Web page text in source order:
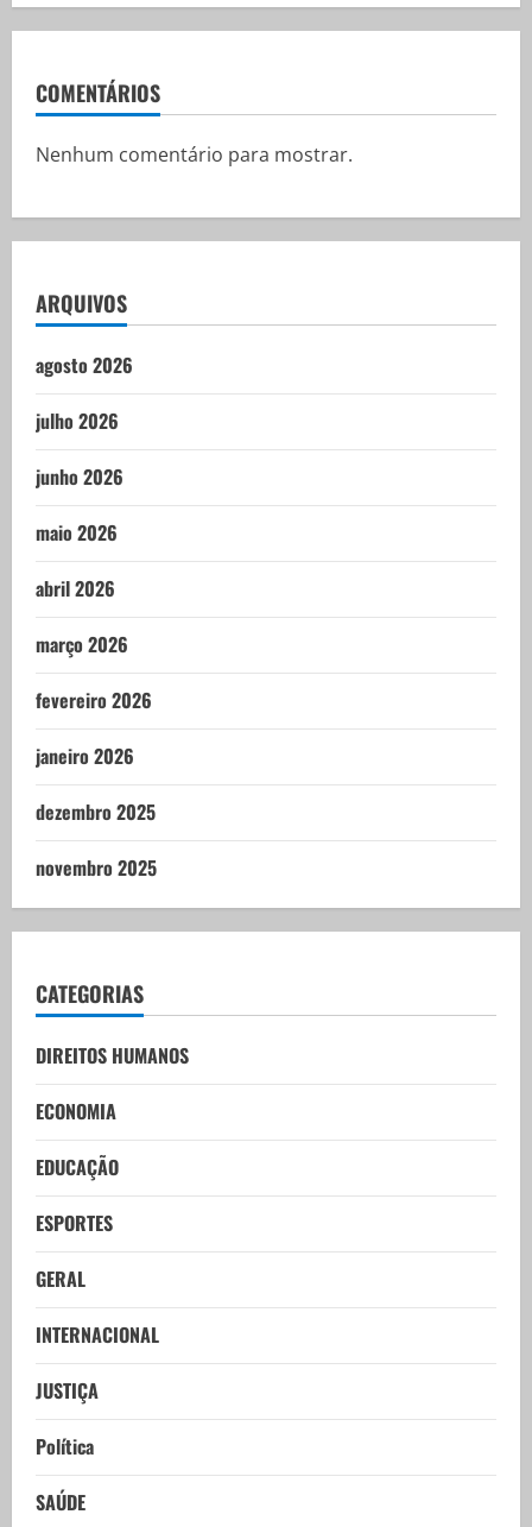
COMENTÁRIOS
Nenhum comentário para mostrar.
ARQUIVOS
agosto 2026
julho 2026
junho 2026
maio 2026
abril 2026
março 2026
fevereiro 2026
janeiro 2026
dezembro 2025
novembro 2025
CATEGORIAS
DIREITOS HUMANOS
ECONOMIA
EDUCAÇÃO
ESPORTES
GERAL
INTERNACIONAL
JUSTIÇA
Política
SAÚDE